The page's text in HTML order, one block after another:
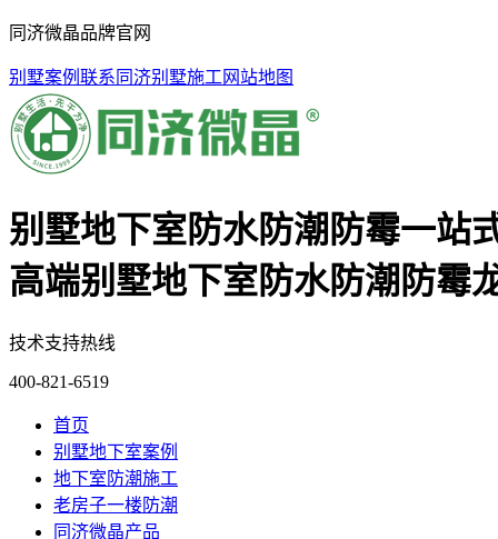
同济微晶品牌官网
别墅案例 联系同济别墅施工 网站地图
别墅地下室防水防潮防霉一站
高端别墅地下室防水防潮防霉
技术支持热线
400-821-6519
首页
别墅地下室案例
地下室防潮施工
老房子一楼防潮
同济微晶产品